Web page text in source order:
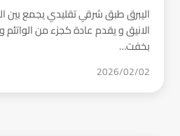
اليبرق طبق شرقي تقليدي يجمع بين
الانيق و يقدم عادة كجزء من الواتئم
بخفت…
2026/02/02